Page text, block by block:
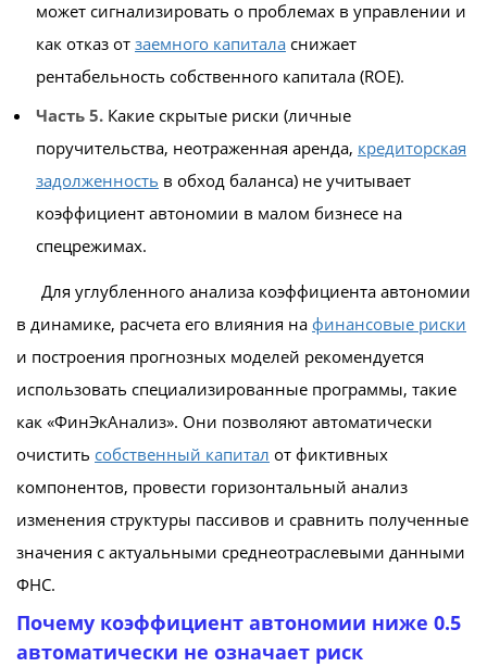
может сигнализировать о проблемах в управлении и
как отказ от заемного капитала снижает
рентабельность собственного капитала (ROE).
Часть 5. Какие скрытые риски (личные
поручительства, неотраженная аренда, кредиторская
задолженность в обход баланса) не учитывает
коэффициент автономии в малом бизнесе на
спецрежимах.
Для углубленного анализа коэффициента автономии
в динамике, расчета его влияния на финансовые риски
и построения прогнозных моделей рекомендуется
использовать специализированные программы, такие
как «ФинЭкАнализ». Они позволяют автоматически
очистить собственный капитал от фиктивных
компонентов, провести горизонтальный анализ
изменения структуры пассивов и сравнить полученные
значения с актуальными среднеотраслевыми данными
ФНС.
Почему коэффициент автономии ниже 0.5
автоматически не означает риск